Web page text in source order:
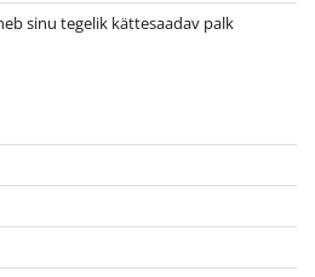
sinu tegelik kättesaadav palk